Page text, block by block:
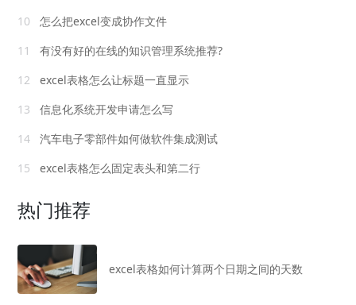
10
怎么把excel变成协作文件
11
有没有好的在线的知识管理系统推荐?
12
excel表格怎么让标题一直显示
13
信息化系统开发申请怎么写
14
汽车电子零部件如何做软件集成测试
15
excel表格怎么固定表头和第二行
热门推荐
excel表格如何计算两个日期之间的天数